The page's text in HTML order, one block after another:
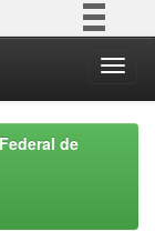
informação
de